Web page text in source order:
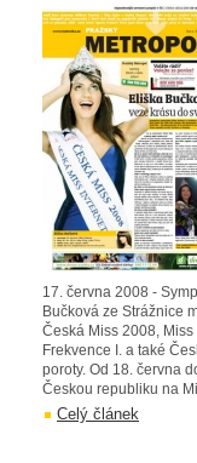
17. června 2008 -
Bučková ze Strážnice
Česká Miss 2008,
Frekvence I. a také
poroty. Od 18. června
Českou republiku na
Celý článek